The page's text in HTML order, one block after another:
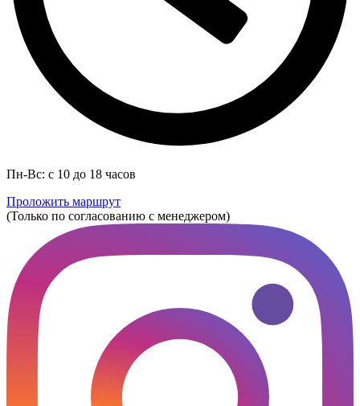
Пн-Вс: с 10 до 18 часов
Проложить маршрут
(Только по согласованию с менеджером)